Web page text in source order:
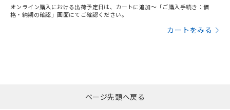
オンライン購入における出荷予定日は、カートに追加～「ご購入手続き：価
格・納期の確認」画面にてご確認ください。
カートをみる
ページ先頭へ戻る